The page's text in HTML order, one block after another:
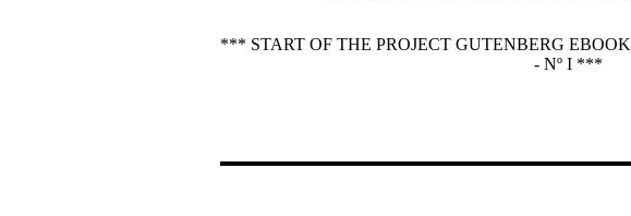
*** START OF THE PROJECT GUTENBERG
- Nº I ***